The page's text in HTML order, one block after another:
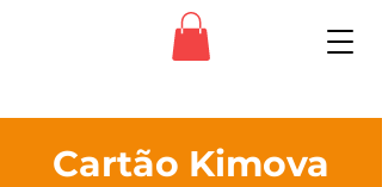
Cartão Kimova